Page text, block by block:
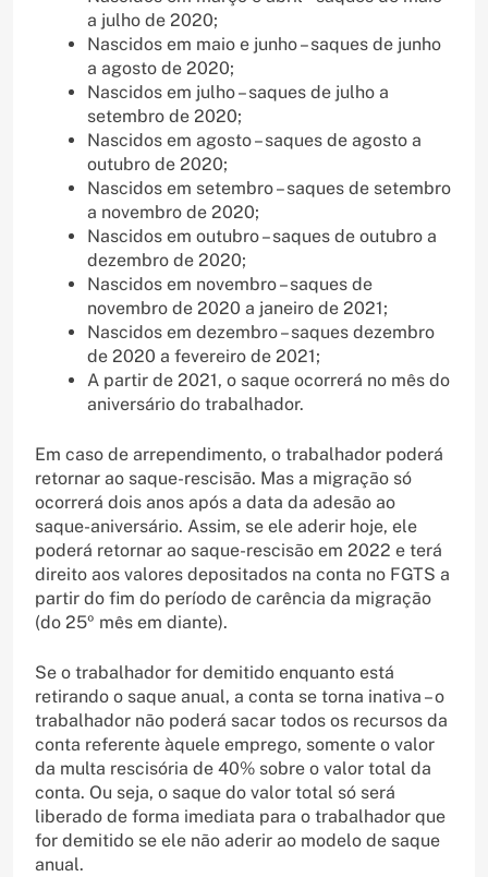
a julho de 2020;
Nascidos em maio e junho – saques de junho
a agosto de 2020;
Nascidos em julho – saques de julho a
setembro de 2020;
Nascidos em agosto – saques de agosto a
outubro de 2020;
Nascidos em setembro – saques de setembro
a novembro de 2020;
Nascidos em outubro – saques de outubro a
dezembro de 2020;
Nascidos em novembro – saques de
novembro de 2020 a janeiro de 2021;
Nascidos em dezembro – saques dezembro
de 2020 a fevereiro de 2021;
A partir de 2021, o saque ocorrerá no mês do
aniversário do trabalhador.
Em caso de arrependimento, o trabalhador poderá
retornar ao saque-rescisão. Mas a migração só
ocorrerá dois anos após a data da adesão ao
saque-aniversário. Assim, se ele aderir hoje, ele
poderá retornar ao saque-rescisão em 2022 e terá
direito aos valores depositados na conta no FGTS a
partir do fim do período de carência da migração
(do 25º mês em diante).
Se o trabalhador for demitido enquanto está
retirando o saque anual, a conta se torna inativa – o
trabalhador não poderá sacar todos os recursos da
conta referente àquele emprego, somente o valor
da multa rescisória de 40% sobre o valor total da
conta. Ou seja, o saque do valor total só será
liberado de forma imediata para o trabalhador que
for demitido se ele não aderir ao modelo de saque
anual.